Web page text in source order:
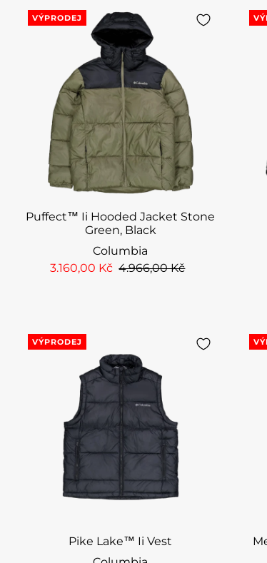
VÝPRODEJ
Puffect™ Ii Hooded Jacket Stone
Green, Black
Columbia
3.160,00 Kč 4.966,00 Kč
VÝPRODEJ
Pike Lake™ Ii Vest